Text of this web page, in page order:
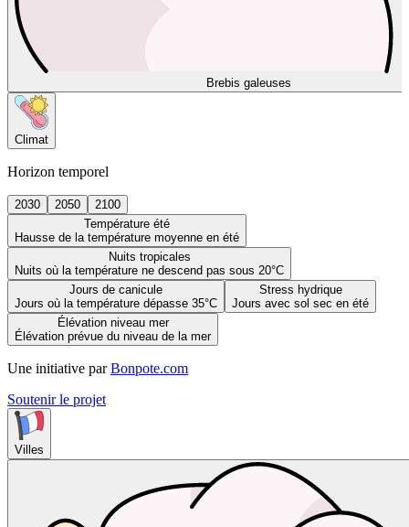
Brebis galeuses
Climat
Horizon temporel
2030 2050
2100
Température été
Hausse de la température moyenne en été
Nuits tropicales
Nuits où la température ne descend pas sous 20°C
Jours de canicule
Jours où la température dépasse 35°C
Stress hydrique
Jours avec sol sec en été
Élévation niveau mer
Élévation prévue du niveau de la mer
Une initiative par Bonpote.com
Soutenir le projet
Villes